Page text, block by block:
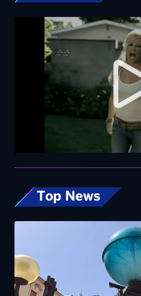
Top News